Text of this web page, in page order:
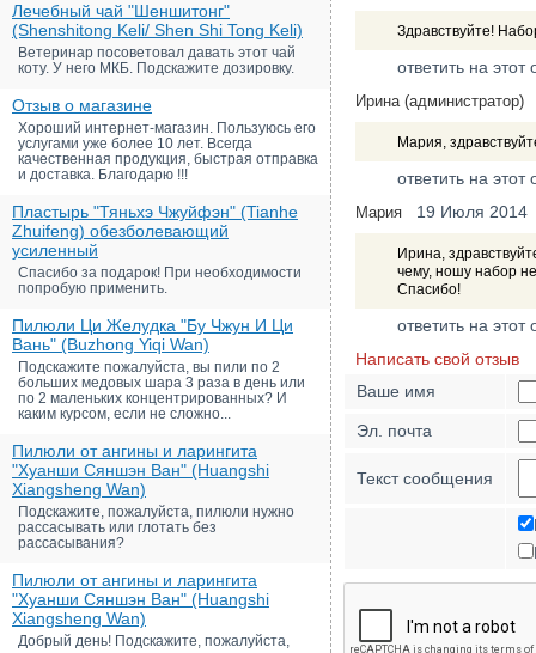
Лечебный чай "Шеншитонг"
(Shenshitong Keli/ Shen Shi Tong Keli)
Ветеринар посоветовал давать этот чай
коту. У него МКБ. Подскажите дозировку.
Отзыв о магазине
Хороший интернет-магазин. Пользуюсь его
услугами уже более 10 лет. Всегда
качественная продукция, быстрая отправка
и доставка. Благодарю !!!
Пластырь "Тяньхэ Чжуйфэн" (Tianhe
Zhuifeng) обезболевающий
усиленный
Спасибо за подарок! При необходимости
попробую применить.
Пилюли Ци Желудка "Бу Чжун И Ци
Вань" (Buzhong Yiqi Wan)
Подскажите пожалуйста, вы пили по 2
больших медовых шара 3 раза в день или
по 2 маленьких концентрированных? И
каким курсом, если не сложно...
Пилюли от ангины и ларингита
"Хуанши Сяншэн Ван" (Huangshi
Xiangsheng Wan)
Подскажите, пожалуйста, пилюли нужно
рассасывать или глотать без
рассасывания?
Пилюли от ангины и ларингита
"Хуанши Сяншэн Ван" (Huangshi
Xiangsheng Wan)
Добрый день! Подскажите, пожалуйста,
Здравствуйте!
ответить на этот
Ирина (администратор)
Мария,
ответить на этот
Мария 19 Июля 2014
Ирина,
чему, ношу набор
Спасибо!
ответить на этот
Написать свой отзыв
Ваше имя
Эл. почта
Текст сообщения